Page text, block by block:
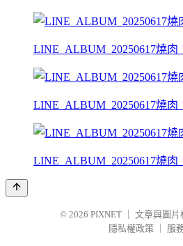
LINE_ALBUM_20250617燒肉
LINE_ALBUM_20250617燒肉
LINE_ALBUM_20250617燒肉
© 2026 PIXNET
文章與圖片
隱私權政策
服